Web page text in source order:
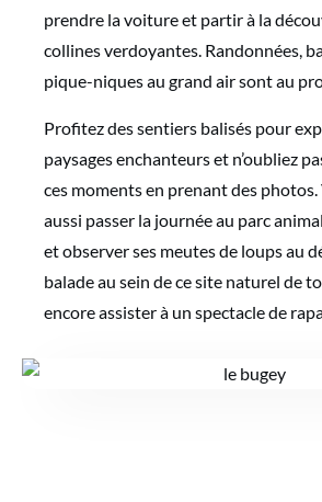
prendre la voiture et partir à la
collines verdoyantes. Randonnées,
pique-niques au grand air sont au
Profitez des sentiers balisés pour
paysages enchanteurs et n’oubliez
ces moments en prenant des
aussi passer la journée au parc
et observer ses meutes de loups au
balade au sein de ce site naturel de
encore assister à un spectacle de